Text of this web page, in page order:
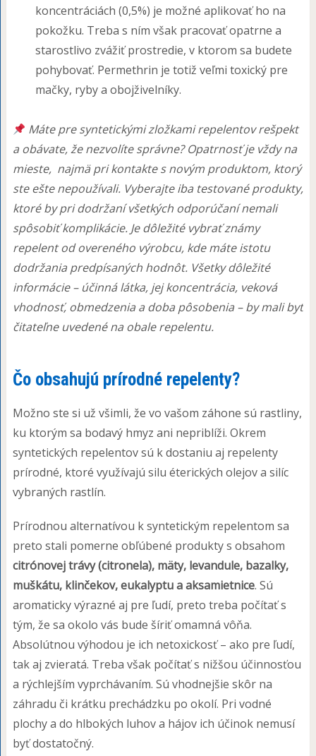
koncentráciách (0,5%) je možné aplikovať ho na
pokožku. Treba s ním však pracovať opatrne a
starostlivo zvážiť prostredie, v ktorom sa budete
pohybovať. Permethrin je totiž veľmi toxický pre
mačky, ryby a obojživelníky.
Máte pre syntetickými zložkami repelentov rešpekt
a obávate, že nezvolíte správne? Opatrnosť je vždy na
mieste, najmä pri kontakte s novým produktom, ktorý
ste ešte nepoužívali. Vyberajte iba testované produkty,
ktoré by pri dodržaní všetkých odporúčaní nemali
spôsobiť komplikácie. Je dôležité vybrať známy
repelent od overeného výrobcu, kde máte istotu
dodržania predpísaných hodnôt. Všetky dôležité
informácie – účinná látka, jej koncentrácia, veková
vhodnosť, obmedzenia a doba pôsobenia – by mali byť
čitateľne uvedené na obale repelentu.
Čo obsahujú prírodné repelenty?
Možno ste si už všimli, že vo vašom záhone sú rastliny,
ku ktorým sa bodavý hmyz ani nepriblíži. Okrem
syntetických repelentov sú k dostaniu aj repelenty
prírodné, ktoré využívajú silu éterických olejov a silíc
vybraných rastlín.
Prírodnou alternatívou k syntetickým repelentom sa
preto stali pomerne obľúbené produkty s obsahom
citrónovej trávy (citronela), mäty, levandule, bazalky,
muškátu, klinčekov, eukalyptu a aksamietnice. Sú
aromaticky výrazné aj pre ľudí, preto treba počítať s
tým, že sa okolo vás bude šíriť omamná vôňa.
Absolútnou výhodou je ich netoxickosť – ako pre ľudí,
tak aj zvieratá. Treba však počítať s nižšou účinnosťou
a rýchlejším vyprchávaním. Sú vhodnejšie skôr na
záhradu či krátku prechádzku po okolí. Pri vodné
plochy a do hlbokých luhov a hájov ich účinok nemusí
byť dostatočný.